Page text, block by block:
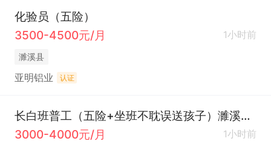
化验员（五险）
3500-4500元/月
1小时前
濉溪县
亚明铝业 认证
长白班普工（五险+坐班不耽误送孩子）濉溪和淮北
3000-4000元/月
1小时前